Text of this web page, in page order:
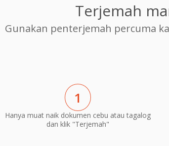
Terjemah
Gunakan penterjemah percuma
1
Hanya muat naik dokumen cebu atau tagalog
dan klik "Terjemah"